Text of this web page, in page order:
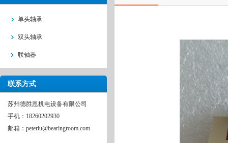
单头轴承
双头轴承
联轴器
联系方式
苏州德胜恩机电设备有限公司
手机：18260202930
邮箱：peterlu@bearingroom.com